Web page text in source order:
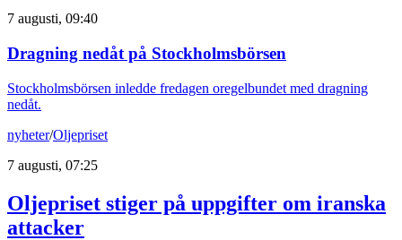
7 augusti, 09:40
Dragning nedåt på Stockholmsbörsen
Stockholmsbörsen inledde fredagen oregelbundet med dragning
nedåt.
nyheter/Oljepriset
7 augusti, 07:25
Oljepriset stiger på uppgifter om iranska
attacker